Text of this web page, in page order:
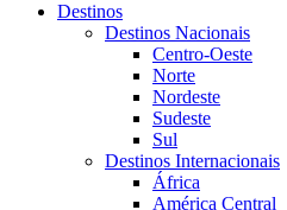
Destinos
Destinos Nacionais
Centro-Oeste
Norte
Nordeste
Sudeste
Sul
Destinos Internacionais
África
América Central